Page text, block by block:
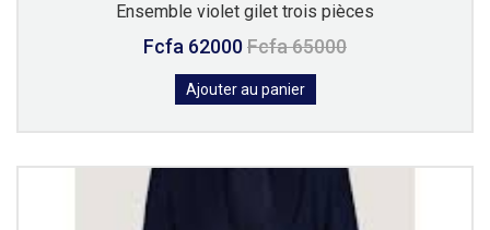
Ensemble violet gilet trois pièces
Fcfa 62000Fcfa 65000
Ajouter au panier